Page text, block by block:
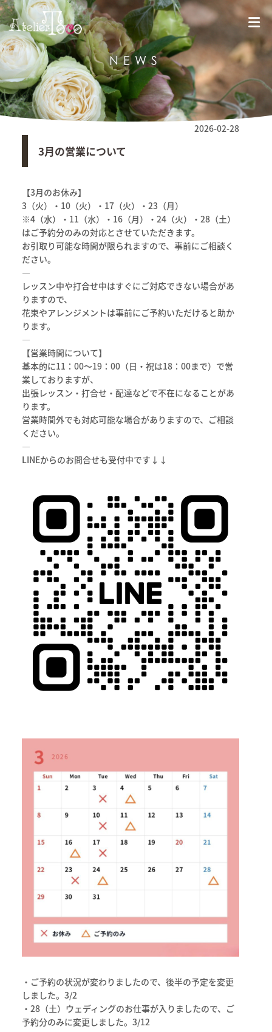
NEWS
2026-02-28
3月の営業について
【3月のお休み】
3（火）・10（火）・17（火）・23（月）
※4（水）・11（水）・16（月）・24（火）・28（土）
はご予約分のみの対応とさせていただきます。
お引取り可能な時間が限られますので、事前にご相談く
ださい。
—
レッスン中や打合せ中はすぐにご対応できない場合があ
りますので、
花束やアレンジメントは事前にご予約いただけると助か
ります。
—
【営業時間について】
基本的に11：00～19：00（日・祝は18：00まで）で営
業しておりますが、
出張レッスン・打合せ・配達などで不在になることがあ
ります。
営業時間外でも対応可能な場合がありますので、ご相談
ください。
—
LINEからのお問合せも受付中です↓↓
・ご予約の状況が変わりましたので、後半の予定を変更
しました。3/2
・28（土）ウェディングのお仕事が入りましたので、ご
予約分のみに変更しました。3/12